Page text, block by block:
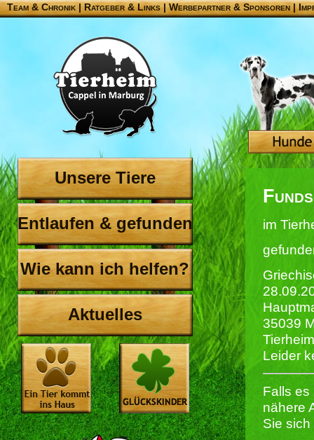
Team & Chronik |Ratgeber & Links|Werbepartner & Sponsoren|
Unsere Tiere
Entlaufen & gefunden
Wie kann ich helfen?
Aktuelles
im
35039
Leider
Falls es
nähere
Sie sich